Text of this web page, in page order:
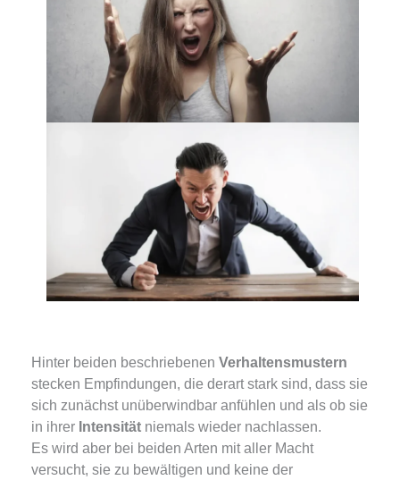
Hinter beiden beschriebenen Verhaltensmustern
stecken Empfindungen, die derart stark sind, dass sie
sich zunächst unüberwindbar anfühlen und als ob sie
in ihrer Intensität niemals wieder nachlassen.
Es wird aber bei beiden Arten mit aller Macht
versucht, sie zu bewältigen und keine der